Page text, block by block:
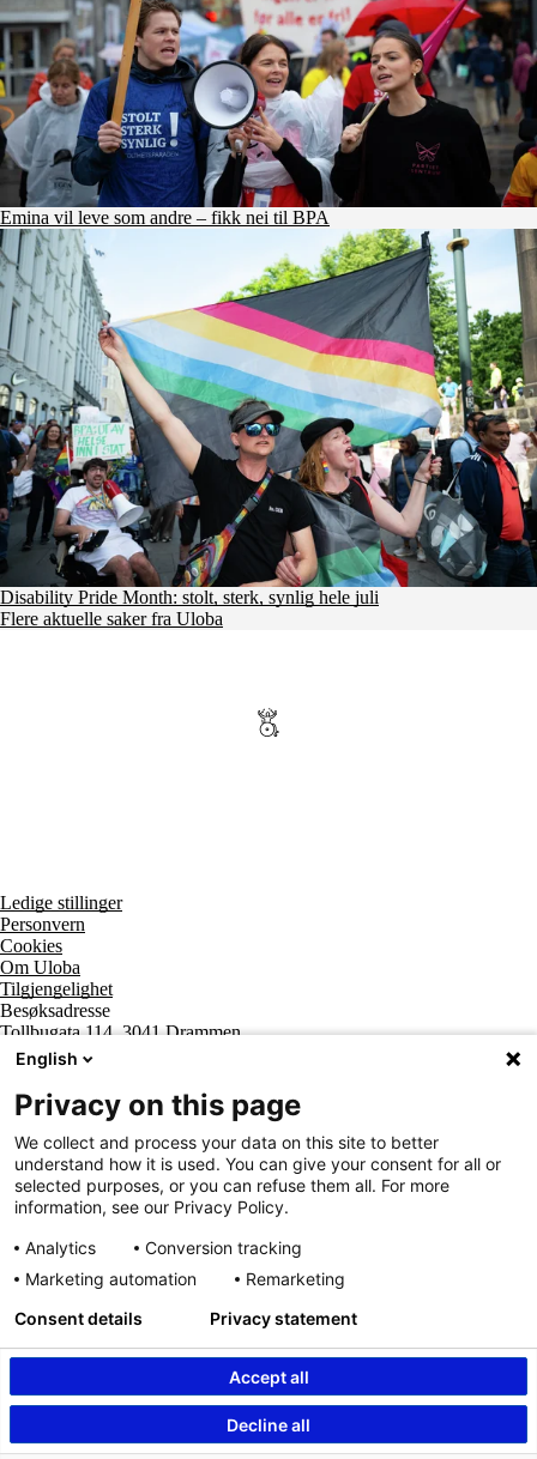
Emina vil leve som andre – fikk nei til BPA
Disability Pride Month: stolt, sterk, synlig hele juli
Flere aktuelle saker fra Uloba
Ledige stillinger
Personvern
Cookies
Om Uloba
Tilgjengelighet
Besøksadresse
Tollbugata 114, 3041 Drammen
Postadresse
Postboks 2474 Strømsø, 3003 Drammen
Supportsenter tlf
800 20 202
Sentralbord tlf
32 20 59 10
Organisasjonsnummer
963 890 095
Innhold beskyttet av © Uloba – Independent Living Norge SA 2026
English
Privacy on this page
We collect and process your data on this site to better
understand how it is used. You can give your consent for all or
selected purposes, or you can refuse them all. For more
information, see our Privacy Policy.
Analytics
Conversion tracking
Marketing automation
Remarketing
Accept all
Decline all
Consent details Privacy statement